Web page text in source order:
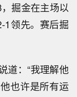
掘金在主场以
1领先。赛后掘
道：“我理解他
也许是所有运